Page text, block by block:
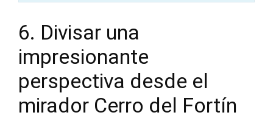
6. Divisar una
impresionante
perspectiva desde el
mirador Cerro del Fortín